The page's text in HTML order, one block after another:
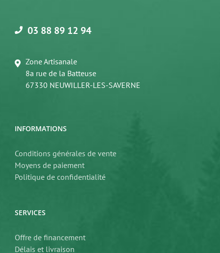
03 88 89 12 94
Zone Artisanale
8a rue de la Batteuse
67330 NEUWILLER-LES-SAVERNE
INFORMATIONS
Conditions générales de vente
Moyens de paiement
Politique de confidentialité
SERVICES
Offre de financement
Délais et livraison